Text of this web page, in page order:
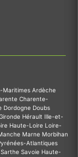
Maritimes Ardèche
Charente-
Dordogne Doubs
Hérault Ille-et-
Haute-Loire Loire-
Marne Morbihan
Atlantiques
Sarthe Savoie Haute-